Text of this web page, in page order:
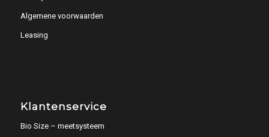
Algemene voorwaarden
Leasing
Klantenservice
Bio Size – meetsysteem